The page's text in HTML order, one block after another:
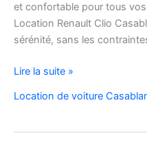
et confortable pour tous
Location Renault Clio
sérénité, sans les
Location
Voiture
Clio
Lire la suite »
Location de voiture